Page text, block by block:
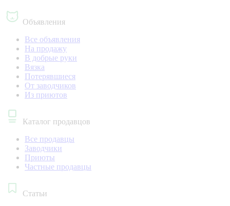
Объявления
Все объявления
На продажу
В добрые руки
Вязка
Потерявшиеся
От заводчиков
Из приютов
Каталог продавцов
Все продавцы
Заводчики
Приюты
Частные продавцы
Статьи